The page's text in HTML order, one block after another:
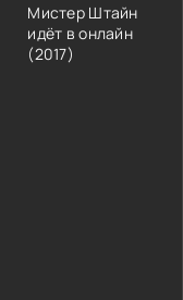
Мистер Штайн
идёт в онлайн
(2017)